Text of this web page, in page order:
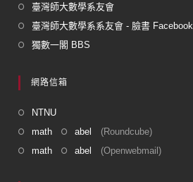
臺灣師大數學系友會
臺灣師大數學系系友會 - 臉書 Facebook
獨數一閣 BBS
網路信箱
NTNU
math
abel
(Roundcube)
math
abel (Openwebmail)